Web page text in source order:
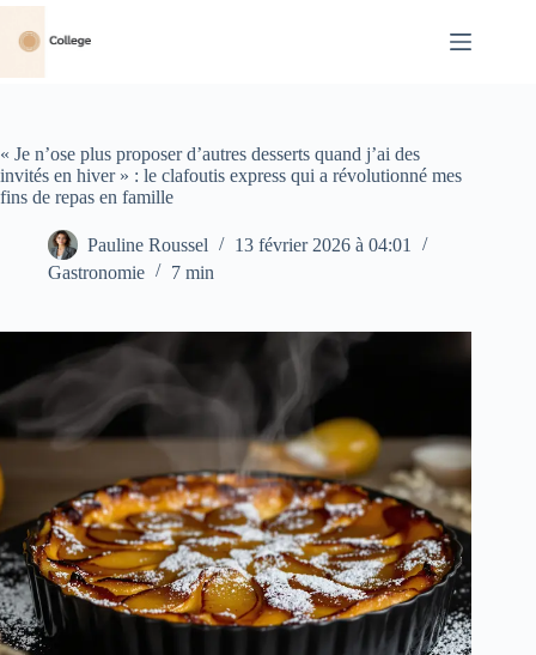
Passer
contenu
« Je n’ose plus proposer d’autres desserts quand j’ai des
invités en hiver » : le clafoutis express qui a révolutionné mes
fins de repas en famille
Pauline Roussel
13 février 2026 à 04:01
Gastronomie
7 min